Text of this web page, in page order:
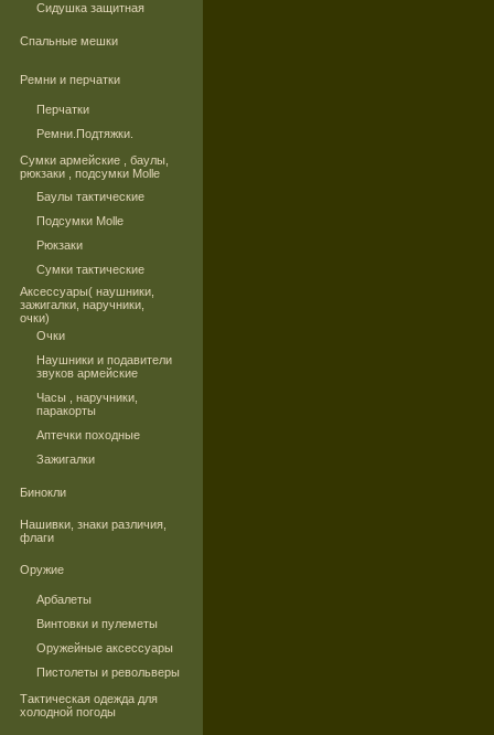
Сидушка защитная
Спальные мешки
Ремни и перчатки
Перчатки
Ремни.Подтяжки.
Сумки армейские , баулы,
рюкзаки , подсумки Molle
Баулы тактические
Подсумки Molle
Рюкзаки
Сумки тактические
Аксессуары( наушники,
зажигалки, наручники,
очки)
Очки
Наушники и подавители
звуков армейские
Часы , наручники,
паракорты
Аптечки походные
Зажигалки
Бинокли
Нашивки, знаки различия,
флаги
Оружие
Арбалеты
Винтовки и пулеметы
Оружейные аксессуары
Пистолеты и револьверы
Тактическая одежда для
холодной погоды